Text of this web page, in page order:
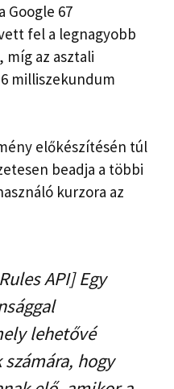
Google 67
fel a legnagyobb
az asztali
milliszekundum
előkészítésén túl
beadja a többi
kurzora az
API] Egy
lehetővé
hogy